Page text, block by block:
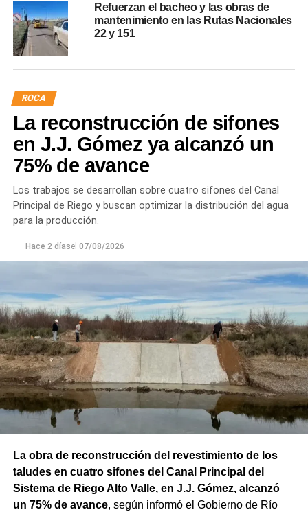
Refuerzan el bacheo y las obras de
mantenimiento en las Rutas Nacionales
22 y 151
ROCA
La reconstrucción de sifones
en J.J. Gómez ya alcanzó un
75% de avance
Los trabajos se desarrollan sobre cuatro sifones del Canal
Principal de Riego y buscan optimizar la distribución del agua
para la producción.
Hace 2 díasel 07/08/2026
La obra de reconstrucción del revestimiento de los
taludes en cuatro sifones del Canal Principal del
Sistema de Riego Alto Valle, en J.J. Gómez, alcanzó
un 75% de avance, según informó el Gobierno de Río